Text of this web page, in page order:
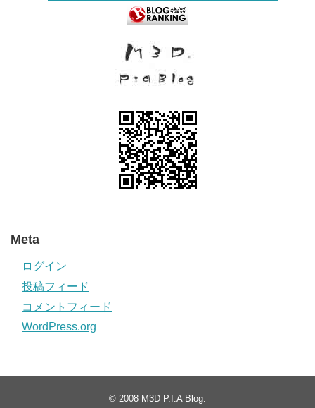
Meta
ログイン
投稿フィード
コメントフィード
WordPress.org
© 2008 M3D P.I.A Blog